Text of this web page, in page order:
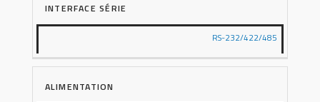
INTERFACE SÉRIE
RS-232/422/485
ALIMENTATION